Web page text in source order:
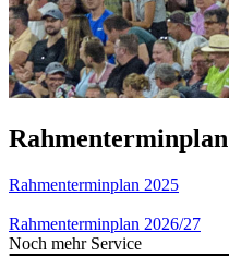
Rahmenterminplan
Rahmenterminplan 2025
Rahmenterminplan 2026/27
Noch mehr Service